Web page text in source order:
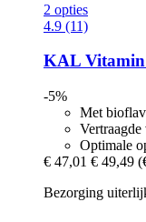
2 opties
4.9 (11)
KAL Vitamin
-5%
Met
Optimale
€ 47,01 € 49,49
Bezorging